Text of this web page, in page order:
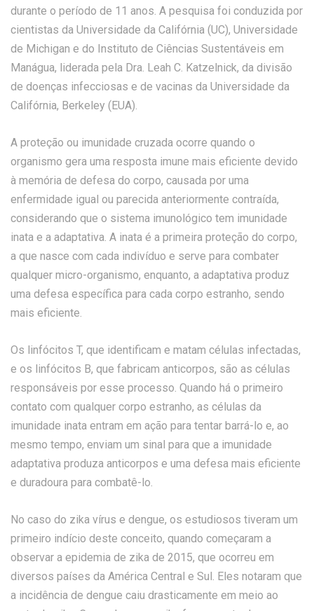
durante o período de 11 anos. A pesquisa foi conduzida por
cientistas da Universidade da Califórnia (UC), Universidade
de Michigan e do Instituto de Ciências Sustentáveis ​​em
Manágua, liderada pela Dra. Leah C. Katzelnick, da divisão
de doenças infecciosas e de vacinas da Universidade da
Califórnia, Berkeley (EUA).
A proteção ou imunidade cruzada ocorre quando o
organismo gera uma resposta imune mais eficiente devido
à memória de defesa do corpo, causada por uma
enfermidade igual ou parecida anteriormente contraída,
considerando que o sistema imunológico tem imunidade
inata e a adaptativa. A inata é a primeira proteção do corpo,
a que nasce com cada indivíduo e serve para combater
qualquer micro-organismo, enquanto, a adaptativa produz
uma defesa específica para cada corpo estranho, sendo
mais eficiente.
Os linfócitos T, que identificam e matam células infectadas,
e os linfócitos B, que fabricam anticorpos, são as células
responsáveis por esse processo. Quando há o primeiro
contato com qualquer corpo estranho, as células da
imunidade inata entram em ação para tentar barrá-lo e, ao
mesmo tempo, enviam um sinal para que a imunidade
adaptativa produza anticorpos e uma defesa mais eficiente
e duradoura para combatê-lo.
No caso do zika vírus e dengue, os estudiosos tiveram um
primeiro indício deste conceito, quando começaram a
observar a epidemia de zika de 2015, que ocorreu em
diversos países da América Central e Sul. Eles notaram que
a incidência de dengue caiu drasticamente em meio ao